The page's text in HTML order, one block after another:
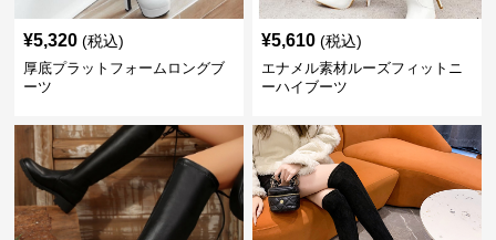
¥5,320 (税込)
厚底プラットフォームロングブ
ーツ
¥5,610 (税込)
エナメル素材ルーズフィットニ
ーハイブーツ